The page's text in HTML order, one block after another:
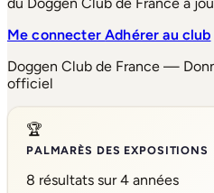
Me connecterAdhérer au club
Doggen Club de France —
officiel
🏆
PALMARÈS DES EXPOSITIONS
8 résultats sur 4 années